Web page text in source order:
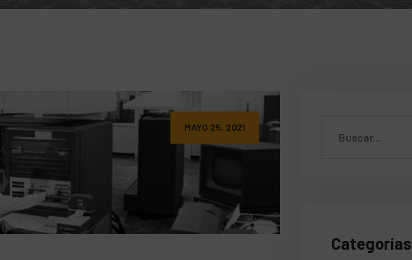
MAYO 25, 2021
Categorías